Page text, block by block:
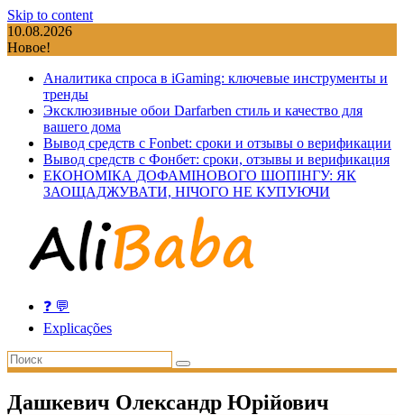
Skip to content
10.08.2026
Новое!
Аналитика спроса в iGaming: ключевые инструменты и
тренды
Эксклюзивные обои Darfarben стиль и качество для
вашего дома
Вывод средств с Fonbet: сроки и отзывы о верификации
Вывод средств с Фонбет: сроки, отзывы и верификация
ЕКОНОМІКА ДОФАМІНОВОГО ШОПІНГУ: ЯК
ЗАОЩАДЖУВАТИ, НІЧОГО НЕ КУПУЮЧИ
❓ 💬
Explicações
Дашкевич Олександр Юрійович